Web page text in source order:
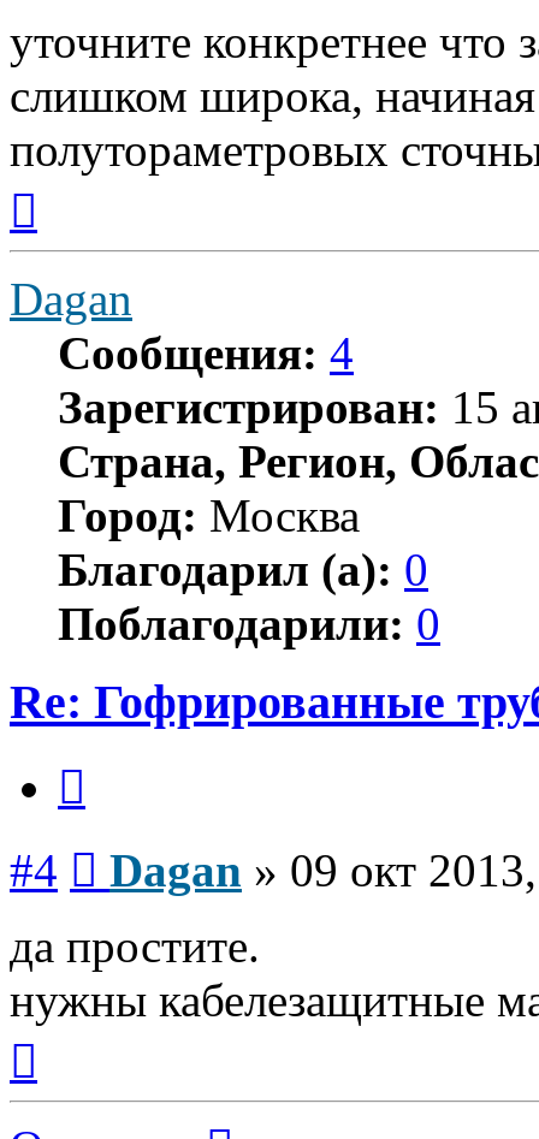
уточните конкретнее
слишком широка,
полутораметровых
началу
Dagan
Сообщения: 4
Зарегистрирован: 15
Страна, Регион,
Город: Москва
Благодарил (а): 0
Поблагодарили: 0
Re: Гофрированные
#4 Dagan » 09 окт
да простите.
нужны кабелезащитные
началу